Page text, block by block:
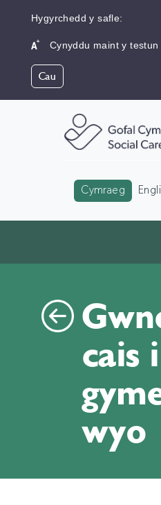
Hygyrchedd y safle:
Cynyddu maint y testun
Cau
Language:
Cymraeg
cais i
wyo